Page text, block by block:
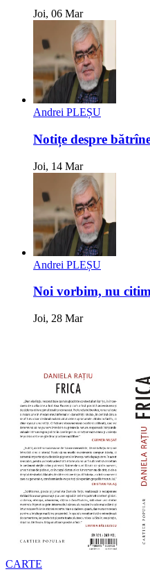
Joi, 06 Mar
Andrei PLEȘU
Notițe despre
Joi, 14 Mar
Andrei PLEȘU
Noi vorbim, nu
Joi, 28 Mar
CARTE